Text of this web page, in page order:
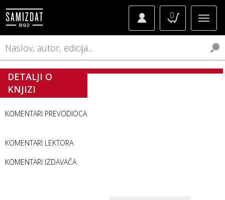
0
DETALJI O
KNJIZI
KOMENTARI PREVODIOCA
KOMENTARI LEKTORA
KOMENTARI IZDAVAČA